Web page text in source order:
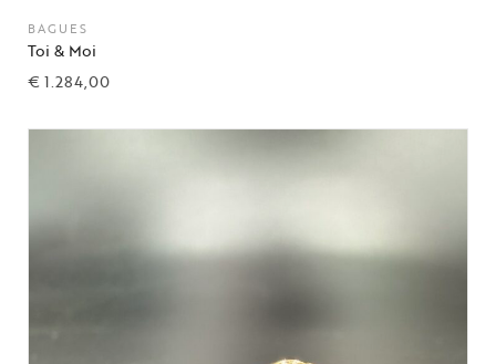
BAGUES
Toi & Moi
€1.284,00